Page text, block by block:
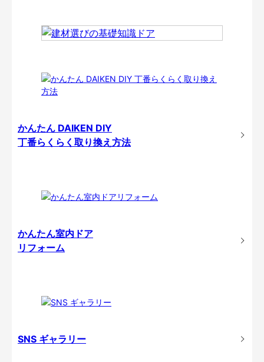
かんたん DAIKEN DIY
丁番らくらく取り換え方法
かんたん室内ドア
リフォーム
SNS ギャラリー